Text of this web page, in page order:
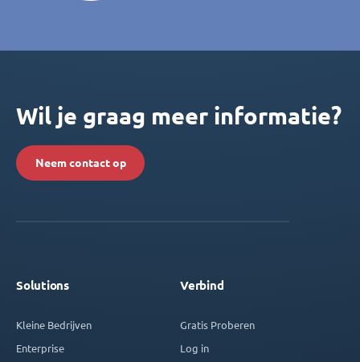
Wil je graag meer informatie?
Neem contact op
Solutions
Kleine Bedrijven
Enterprise
Verbind
Gratis Proberen
Log in